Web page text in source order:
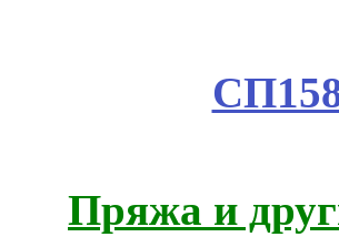
Пряжа и